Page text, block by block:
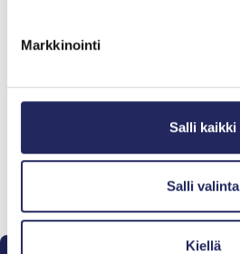
Markkinointi
Salli kaikki
Salli valinta
Kiellä